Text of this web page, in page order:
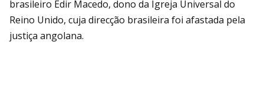
brasileiro Edir Macedo, dono da Igreja Universal do
Reino Unido, cuja direcção brasileira foi afastada pela
justiça angolana.